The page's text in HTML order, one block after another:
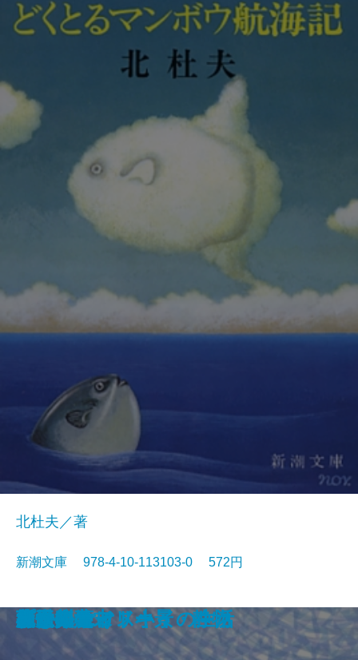
眠狂四郎無頼控〔六〕
日日平安
芽むしり仔撃ち
忍ぶ川
梟の城
海辺の光景
しぶちん
しろばんば
香華
どくとるマンボウ航海記
北杜夫／著
新潮文庫 978-4-10-113103-0 572円
プールサイド小景・静物
おはん
大炊介始末
ドストエフスキイの生活
楢山節考
紀ノ川
蒼き狼
可愛いエミリー
天平の甍
ひかりごけ